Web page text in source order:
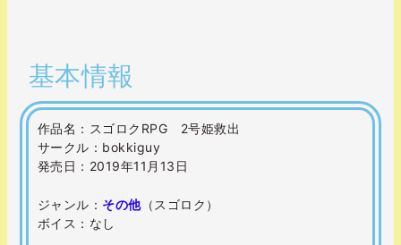
基本情報
作品名：スゴロクRPG 2号姫救出
サークル：bokkiguy
発売日：2019年11月13日
ジャンル： その他（スゴロク）
ボイス：なし